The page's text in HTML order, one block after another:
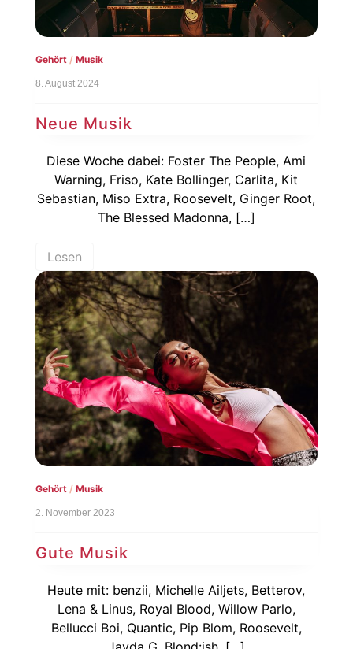
Gehört/ Musik
8. August 2024
Neue Musik
Diese Woche dabei: Foster The People, Ami
Warning, Friso, Kate Bollinger, Carlita, Kit
Sebastian, Miso Extra, Roosevelt, Ginger Root,
The Blessed Madonna, […]
Lesen
Gehört/ Musik
2. November 2023
Gute Musik
Heute mit: benzii, Michelle Ailjets, Betterov,
Lena & Linus, Royal Blood, Willow Parlo,
Bellucci Boi, Quantic, Pip Blom, Roosevelt,